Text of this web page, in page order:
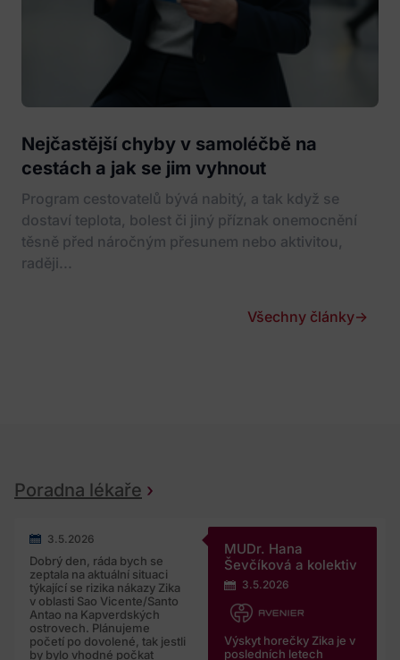
Nejčastější chyby v samoléčbě na
cestách a jak se jim vyhnout
Program cestovatelů bývá nabitý, a tak když se
dostaví teplota, bolest či jiný příznak onemocnění
těsně před náročným přesunem nebo aktivitou,
raději...
Všechny články→
Poradna lékaře
3.5.2026
Dobrý den, ráda bych se
zeptala na aktuální situaci
týkající se rizika nákazy Zika
v oblasti Sao Vicente/Santo
Antao na Kapverdských
ostrovech. Plánujeme
početí po dovolené, tak jestli
by bylo vhodné počkat
MUDr. Hana
Ševčíková a kolektiv
3.5.2026
Výskyt horečky Zika je v
posledních letech